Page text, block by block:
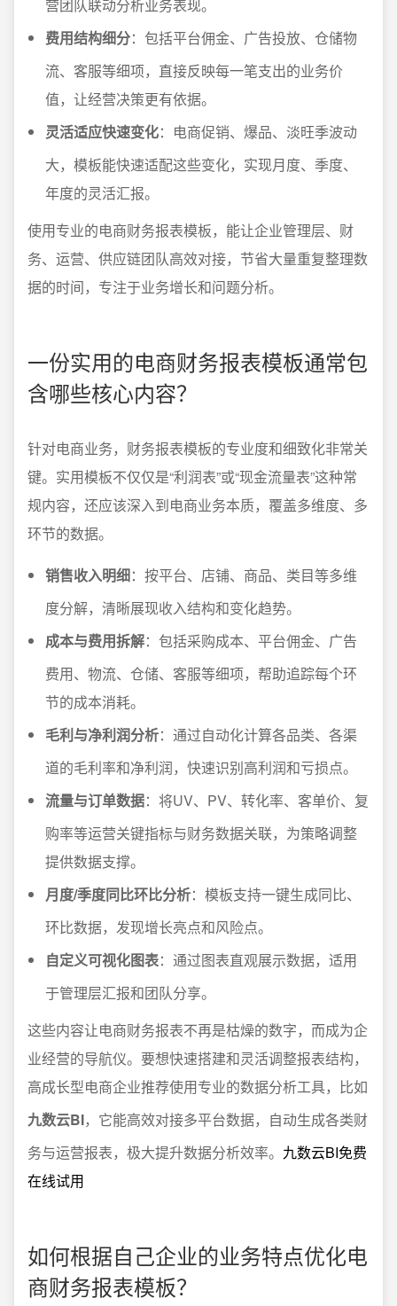
营团队联动分析业务表现。
费用结构细分：包括平台佣金、广告投放、仓储物
流、客服等细项，直接反映每一笔支出的业务价
值，让经营决策更有依据。
灵活适应快速变化：电商促销、爆品、淡旺季波动
大，模板能快速适配这些变化，实现月度、季度、
年度的灵活汇报。
使用专业的电商财务报表模板，能让企业管理层、财
务、运营、供应链团队高效对接，节省大量重复整理数
据的时间，专注于业务增长和问题分析。
一份实用的电商财务报表模板通常包
含哪些核心内容？
针对电商业务，财务报表模板的专业度和细致化非常关
键。实用模板不仅仅是“利润表”或“现金流量表”这种常
规内容，还应该深入到电商业务本质，覆盖多维度、多
环节的数据。
销售收入明细：按平台、店铺、商品、类目等多维
度分解，清晰展现收入结构和变化趋势。
成本与费用拆解：包括采购成本、平台佣金、广告
费用、物流、仓储、客服等细项，帮助追踪每个环
节的成本消耗。
毛利与净利润分析：通过自动化计算各品类、各渠
道的毛利率和净利润，快速识别高利润和亏损点。
流量与订单数据：将UV、PV、转化率、客单价、复
购率等运营关键指标与财务数据关联，为策略调整
提供数据支撑。
月度/季度同比环比分析：模板支持一键生成同比、
环比数据，发现增长亮点和风险点。
自定义可视化图表：通过图表直观展示数据，适用
于管理层汇报和团队分享。
这些内容让电商财务报表不再是枯燥的数字，而成为企
业经营的导航仪。要想快速搭建和灵活调整报表结构，
高成长型电商企业推荐使用专业的数据分析工具，比如
九数云BI，它能高效对接多平台数据，自动生成各类财
务与运营报表，极大提升数据分析效率。 九数云BI免费
在线试用
如何根据自己企业的业务特点优化电
商财务报表模板？